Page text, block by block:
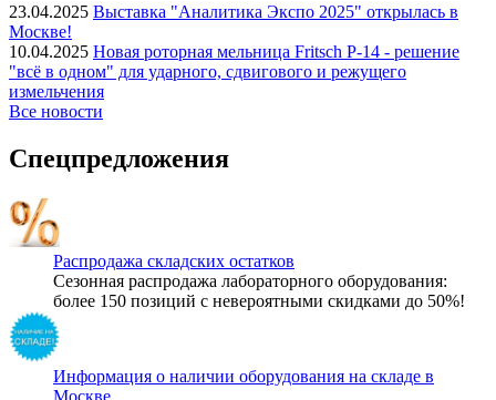
23.04.2025 Выставка "Аналитика Экспо 2025" открылась в
Москве!
10.04.2025 Новая роторная мельница Fritsch P-14 - решение
"всё в одном" для ударного, сдвигового и режущего
измельчения
Все новости
Спецпредложения
Распродажа складских остатков
Сезонная распродажа лабораторного оборудования:
более 150 позиций с невероятными скидками до 50%!
Информация о наличии оборудования на складе в
Москве